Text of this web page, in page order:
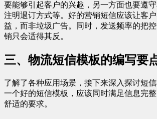
要能够引起客户的兴趣，另一方面也要遵
注明退订方式等。好的营销短信应该让客
益，而非垃圾广告。同时，发送频率的把
销只会适得其反。
三、物流短信模板的编写要
了解了各种应用场景，接下来深入探讨短信
一个好的短信模板，应该同时满足信息完
舒适的要求。